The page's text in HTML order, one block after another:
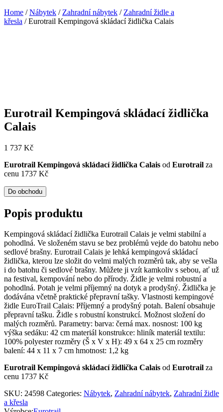
Home /Nábytek / Zahradní nábytek / Zahradní židle a
křesla / Eurotrail Kempingová skládací židlička Calais
Eurotrail Kempingová skládací židlička
Calais
1 737 Kč
Eurotrail Kempingová skládací židlička Calais od Eurotrail za
cenu 1737 Kč
Do obchodu
Popis produktu
Kempingová skládací židlička Eurotrail Calais je velmi stabilní a
pohodlná. Ve složeném stavu se bez problémů vejde do batohu nebo
sedlové brašny. Eurotrail Calais je lehká kempingová skládací
židlička, kterou lze složit do velmi malých rozměrů tak, aby se vešla
i do batohu či sedlové brašny. Můžete ji vzít kamkoliv s sebou, ať už
na festival, kempování nebo do přírody. Židle je velmi robustní a
pohodlná. Potah je velmi příjemný na dotyk a prodyšný. Židlička je
dodávána včetně praktické přepravní tašky. Vlastnosti kempingové
židle EuroTrail Calais: Příjemný a prodyšný potah. Balení obsahuje
přepravní tašku. Židle s robustní konstrukcí. Možnost složení do
malých rozměrů. Parametry: barva: černá max. nosnost: 100 kg
výška sedáku: 42 cm materiál konstrukce: hliník materiál textilu:
100% polyester rozměry (Š x V x H): 49 x 64 x 25 cm rozměry
balení: 44 x 11 x 7 cm hmotnost: 1,2 kg
Eurotrail Kempingová skládací židlička Calais od Eurotrail za
cenu 1737 Kč
SKU: 24598 Categories: Nábytek, Zahradní nábytek, Zahradní židle
a křesla